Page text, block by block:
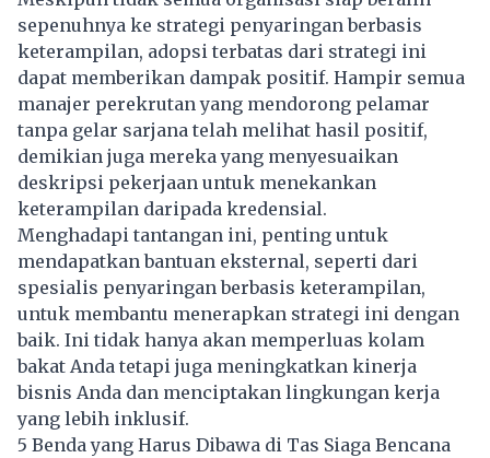
sepenuhnya ke strategi penyaringan berbasis
keterampilan, adopsi terbatas dari strategi ini
dapat memberikan dampak positif. Hampir semua
manajer perekrutan yang mendorong pelamar
tanpa gelar sarjana telah melihat hasil positif,
demikian juga mereka yang menyesuaikan
deskripsi pekerjaan untuk menekankan
keterampilan daripada kredensial.
Menghadapi tantangan ini, penting untuk
mendapatkan bantuan eksternal, seperti dari
spesialis penyaringan berbasis keterampilan,
untuk membantu menerapkan strategi ini dengan
baik. Ini tidak hanya akan memperluas kolam
bakat Anda tetapi juga meningkatkan kinerja
bisnis Anda dan menciptakan lingkungan kerja
yang lebih inklusif.
5 Benda yang Harus Dibawa di Tas Siaga Bencana